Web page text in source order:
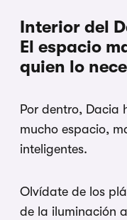
Interior del
El espacio
quien lo
Por dentro, Dacia
mucho espacio,
inteligentes.
Olvídate de los
de la iluminación